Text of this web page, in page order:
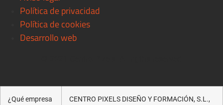
Política de privacidad
Política de cookies
Desarrollo web
¿Qué empresa
CENTRO PIXELS DISEÑO Y FORMACIÓN, S.L.,